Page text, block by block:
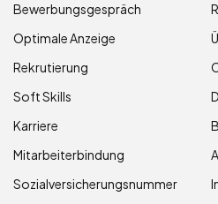
Bewerbungsgespräch
Optimale Anzeige
Rekrutierung
Soft Skills
Karriere
Mitarbeiterbindung
Sozialversicherungsnummer